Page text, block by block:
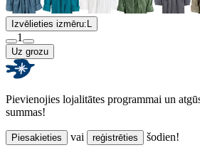
Izvēlieties izmēru:
1
Uz grozu
Pievienojies lojalitātes programmai un
summas!
Piesakieties vai reģistrēties šodien!